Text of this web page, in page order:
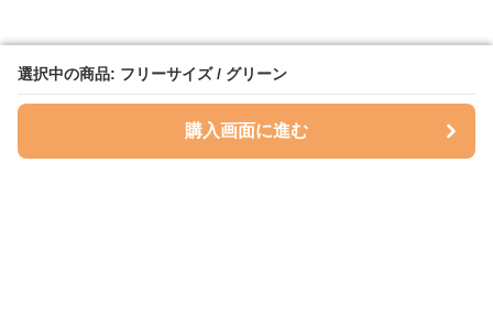
選択中の商品: フリーサイズ / グリーン
購入画面に進む
選択中の商品: フリーサイズ / グリーン
購入画面に進む